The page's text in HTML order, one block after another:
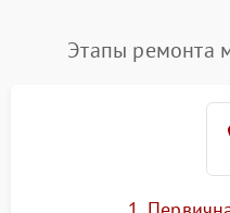
Повреждение кабеля
Поломка системы
Этапы ремонта